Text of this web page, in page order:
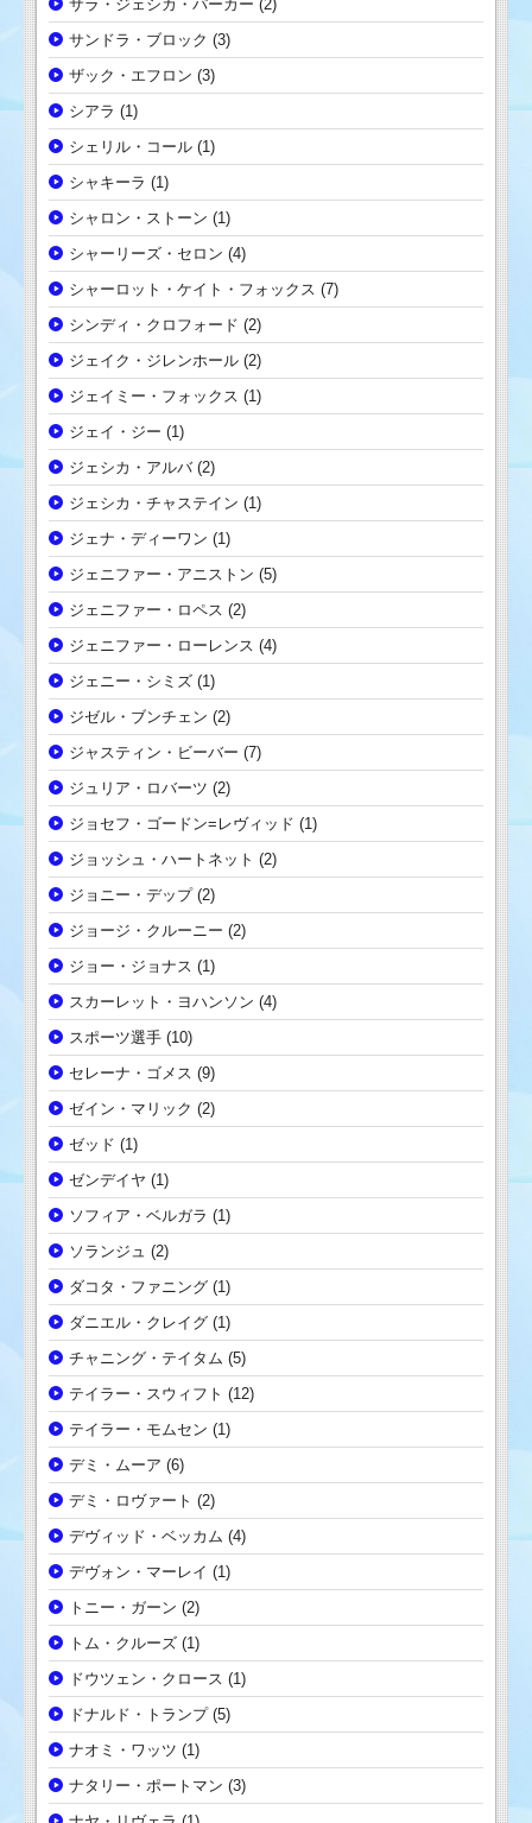
サラ・ジェシカ・パーカー (2)
サンドラ・ブロック (3)
ザック・エフロン (3)
シアラ (1)
シェリル・コール (1)
シャキーラ (1)
シャロン・ストーン (1)
シャーリーズ・セロン (4)
シャーロット・ケイト・フォックス (7)
シンディ・クロフォード (2)
ジェイク・ジレンホール (2)
ジェイミー・フォックス (1)
ジェイ・ジー (1)
ジェシカ・アルバ(2)
ジェシカ・チャステイン (1)
ジェナ・ディーワン (1)
ジェニファー・アニストン (5)
ジェニファー・ロペス (2)
ジェニファー・ローレンス (4)
ジェニー・シミズ (1)
ジゼル・ブンチェン (2)
ジャスティン・ビーバー (7)
ジュリア・ロバーツ (2)
ジョセフ・ゴードン=レヴィッド (1)
ジョッシュ・ハートネット (2)
ジョニー・デップ(2)
ジョージ・クルーニー (2)
ジョー・ジョナス (1)
スカーレット・ヨハンソン (4)
スポーツ選手 (10)
セレーナ・ゴメス (9)
ゼイン・マリック (2)
ゼッド (1)
ゼンデイヤ (1)
ソフィア・ベルガラ (1)
ソランジュ (2)
ダコタ・ファニング (1)
ダニエル・クレイグ (1)
チャニング・テイタム (5)
テイラー・スウィフト (12)
テイラー・モムセン (1)
デミ・ムーア (6)
デミ・ロヴァート (2)
デヴィッド・ベッカム (4)
デヴォン・マーレイ (1)
トニー・ガーン (2)
トム・クルーズ (1)
ドウツェン・クロース (1)
ドナルド・トランプ(5)
ナオミ・ワッツ (1)
ナタリー・ポートマン (3)